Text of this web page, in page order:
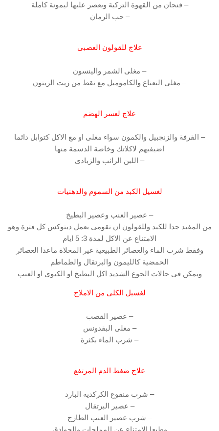
– فنجان من القهوة التركية ويعصر عليها ليمونة كاملة
– حب الرمان
علاج للقولون العصبى
– مغلى الشمر والينسون
– مغلى النعناع والكاموميل مع نقط من زيت الزيتون
علاج لعسر الهضم
– القرفة والزنجبيل والكمون سواء مغلى او مع الاكل كتوابل دائما
اضيفيهم لاكلاتك وخاصة الدسمة منها
– اللبن الرائب والزبادى
لغسيل الكبد من السموم والدهنيات
– عصير العنب وعصير البطيخ
من المفيد جدا للكبد وللقولون ان تقومى بعمل ديتوكس كل فترة وهو
الامتناع عن الاكل لمدة 3: 5 ايام
وفقط شرب الماء والعصائر الطبيعية غير المحلاة ماعدا العصائر
الحمضية كالليمون والبرتقال والطماطم
ويمكن فى حالات الجوع الشديد اكل البطيخ او الكيوى او العنب
لغسيل الكلى من الاملاح
– عصير القصب
– مغلى البقدونس
– شرب الماء بكثرة
علاج ضغط الدم المرتفع
– شرب منقوع الكركديه البارد
– عصير البرتقال
– شرب عصير العنب الطازج
وطبعا الامتناع عن المملحات والحوادق